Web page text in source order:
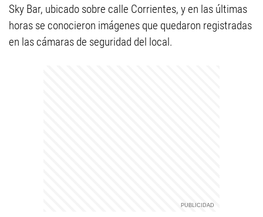
Sky Bar, ubicado sobre calle Corrientes, y en las últimas
horas se conocieron imágenes que quedaron registradas
en las cámaras de seguridad del local.